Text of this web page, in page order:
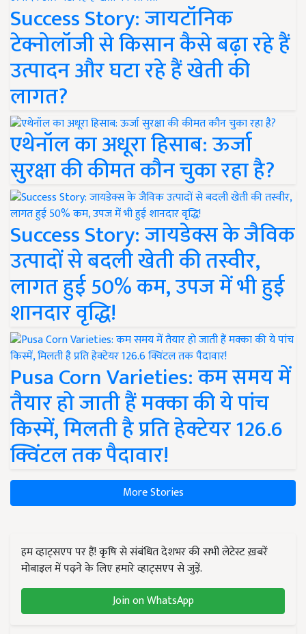
Success Story: जायटॉनिक
टेक्नोलॉजी से किसान कैसे बढ़ा रहे हैं
उत्पादन और घटा रहे हैं खेती की
लागत?
एथेनॉल का अधूरा हिसाब: ऊर्जा
सुरक्षा की कीमत कौन चुका रहा है?
Success Story: जायडेक्स के जैविक
उत्पादों से बदली खेती की तस्वीर,
लागत हुई 50% कम, उपज में भी हुई
शानदार वृद्धि!
Pusa Corn Varieties: कम समय में
तैयार हो जाती हैं मक्का की ये पांच
किस्में, मिलती है प्रति हेक्टेयर 126.6
क्विंटल तक पैदावार!
More Stories
हम व्हाट्सएप पर हैं! कृषि से संबंधित देशभर की सभी लेटेस्ट ख़बरें
मोबाइल में पढ़ने के लिए हमारे व्हाट्सएप से जुड़ें.
Join on WhatsApp